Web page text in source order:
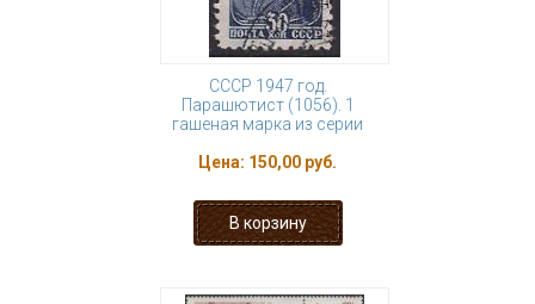
СССР 1947 год.
Парашютист (1056). 1
гашеная марка из серии
Цена: 150,00 руб.